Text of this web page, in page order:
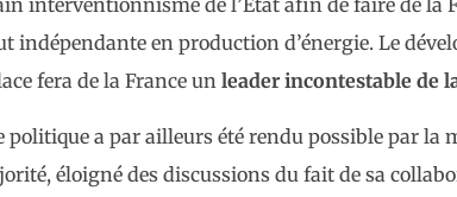
interventionnisme de l’État afin de faire de la
indépendante en production d’énergie. Le
fera de la France unleader incontestable de
politique a par ailleurs été rendu possible par la
éloigné des discussions du fait de sa